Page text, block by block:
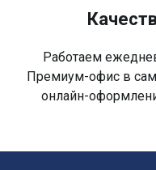
Работаем
Премиум-офис в
онлайн-